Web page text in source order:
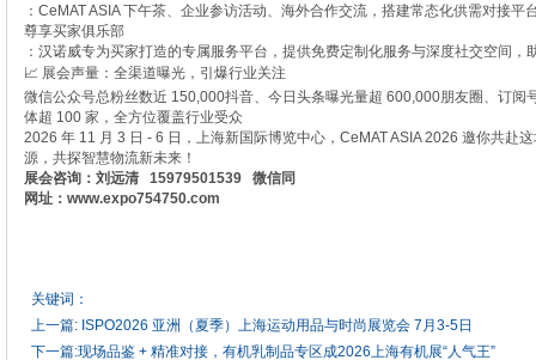
：CeMAT ASIA 下午茶、企业参访活动、海外合作交流，搭建常态化供需对接平
尊享买家俱乐部
：汉诺威专为买家打造的专属服务平台，提供免费定制化服务与深度社交空间，
📈 展会声量：全渠道曝光，引爆行业关注
微信公众号总粉丝数近 150,000抖音、今日头条曝光量超 600,000朋友圈、订阅
体超 100 家，全方位覆盖行业受众
2026 年 11 月 3 日 - 6 日，上海新国际博览中心，CeMAT ASIA 2026 邀你共赴
源，共探智慧物流新未来！
展会咨询：刘远清 15979501539 微信同
网址：www.expo754750.com
关键词：
上一篇: ISPO2026 亚洲（夏季）上海运动用品与时尚展览会 7月3-5日
下一篇:现场品鉴 + 精准对接，有机乳制品专区成2026上海有机展“人气王”